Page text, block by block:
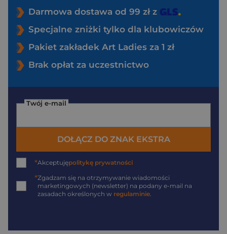
Darmowa dostawa od 99 zł z
Specjalne zniżki tylko dla klubowiczów
Pakiet zakładek Art Ladies za 1 zł
Brak opłat za uczestnictwo
Twój e-mail
DOŁĄCZ DO ZNAK EKSTRA
*Akceptujępolitykę prywatności
*Zgadzam się na otrzymywanie wiadomości
marketingowych (newsletter) na podany e-mail na
zasadach określonych w regulaminie